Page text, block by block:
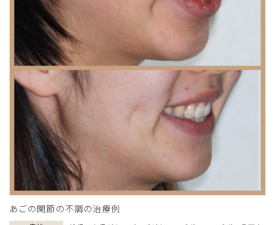
あごの関節の不調の治療例